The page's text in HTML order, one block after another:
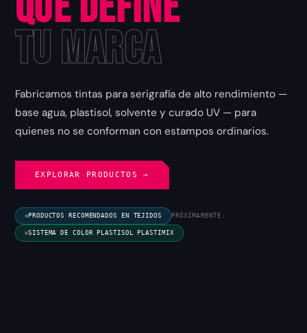
tu Marca
Fabricamos tintas para serigrafía de alto rendimiento —
base agua, plastisol, solvente y curado UV — para
quienes no se conforman con estampos ordinarios.
EXPLORAR PRODUCTOS →
PRODUCTOS RECOMENDADOS EN TEJIDOS PRÓXIMAMENTE:
SISTEMA DE COLOR PLASTISOL PLASTIMIX